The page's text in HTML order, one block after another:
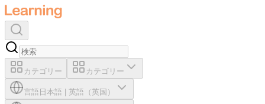
カテゴリー カテゴリー
言語 日本語 英語（英国）